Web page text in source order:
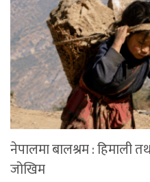
नेपालमा बालश्रम : हिमाली
जोखिम